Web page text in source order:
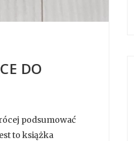
DO
podsumować
to książka